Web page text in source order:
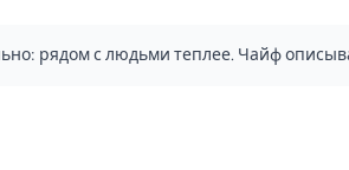
рядом с людьми теплее. Чайф